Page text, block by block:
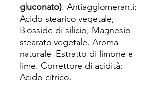
gluconato). Antiagglomeranti:
Acido stearico vegetale,
Biossido di silicio, Magnesio
stearato vegetale. Aroma
naturale: Estratto di limone e
lime. Correttore di acidità:
Acido citrico.